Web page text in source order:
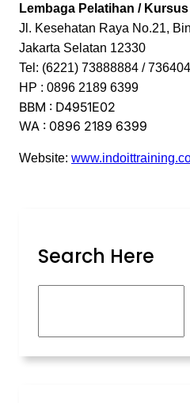
Lembaga Pelatihan /
Jl. Kesehatan Raya No.21,
Jakarta Selatan 12330
Tel: (6221) 73888884 /
HP : 0896 2189 6399
BBM : D4951E02
WA : 0896 2189 6399
Website:
Search Here